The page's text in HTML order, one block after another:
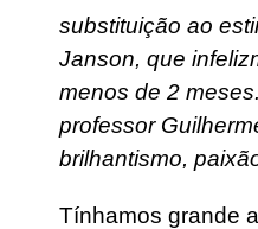
substituição ao
Janson, que
menos de 2
professor
brilhantismo,
Tínhamos grande